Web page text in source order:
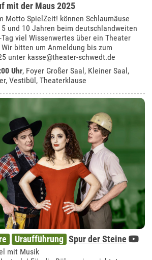
mit der Maus 2025
Motto SpielZeit! können Schlaumäuse
und 10 Jahren beim deutschlandweiten
viel Wissenwertes über ein Theater
bitten um Anmeldung bis zum
unter kasse@theater-schwedt.de
Uhr, Foyer Großer Saal, Kleiner Saal,
Vestibül, Theaterklause
Uraufführung Spur der Steine
mit Musik